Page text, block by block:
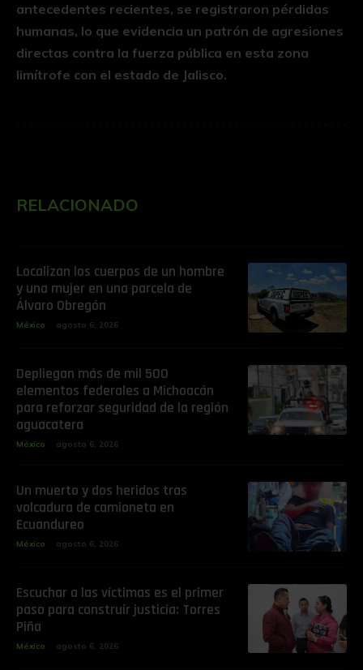
antecedentes recientes, se registraron pérdidas
humanas, lo que evidencia un patrón de agresiones
directas contra la fuerza pública en esta zona
limítrofe con el estado de Jalisco.
RELACIONADO
Localizan los cuerpos de un hombre
y una mujer en una parcela de
Álvaro Obregón
México agosto 6, 2026
Depliegan más de mil 500
elementos federales a Michoacán
para reforzar seguridad de la región
aguacatera
México agosto 6, 2026
Un muerto y dos heridos tras
volcadura de camioneta en
Ecuandureo
México agosto 6, 2026
Escuchar a las víctimas es el primer
paso para construir justicia: Torres
Piña
México agosto 6, 2026